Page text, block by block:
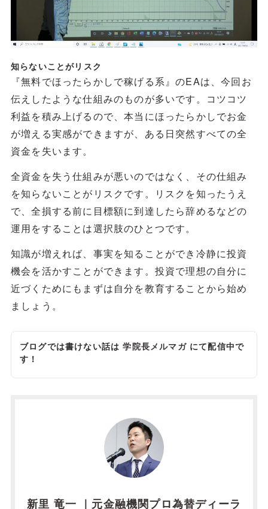
知らないことがリスク
『無料でほったらかしで稼げる系』のEAは、今回お
伝えしたような仕組みのものが多いです。コツコツ
利益を積み上げるので、本当にほったらかしでお金
が増える実感ができますが、ある日突然すべての全
資金を失います。
全資金を失う仕組みが悪いのではなく、その仕組み
を知らないことがリスクです。リスクを知ったうえ
で、全損する前に目標額に到達したら辞めるなどの
運用をすることは選択肢のひとつです。
知識が増えれば、事実を知ることができ冷静に投資
機会を活かすことができます。投資で理想の自分に
近づくためにもまずは自分を教育することから始め
ましょう。
ブログでは書けない話は学院長メルマガにて配信中で
す！
新里 竜一 ｜元金融機関プロ為替ディーラ